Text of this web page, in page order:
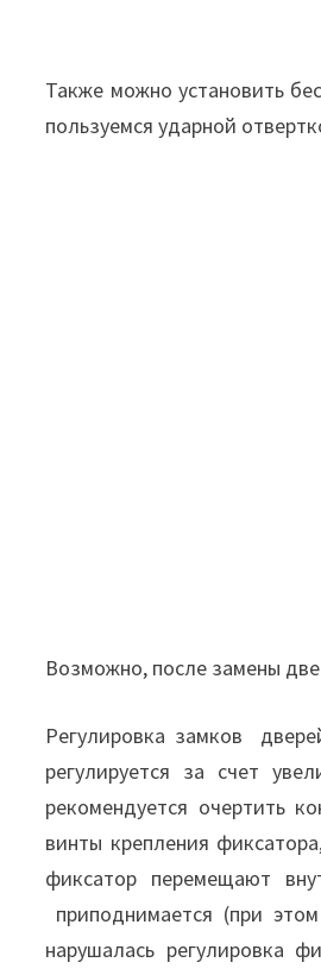
Также можно установить
пользуемся ударной
Возможно, после замены
Регулировка замков
регулируется за счет
рекомендуется очертить
винты крепления
фиксатор перемещают
приподнимается (при
нарушалась регулировка